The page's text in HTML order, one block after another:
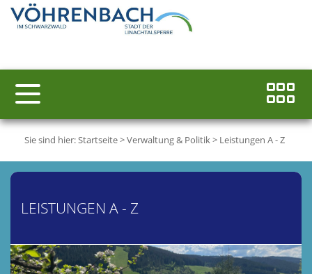
Sie sind hier:Startseite>Verwaltung & Politik> Leistungen A - Z
LEISTUNGEN A - Z